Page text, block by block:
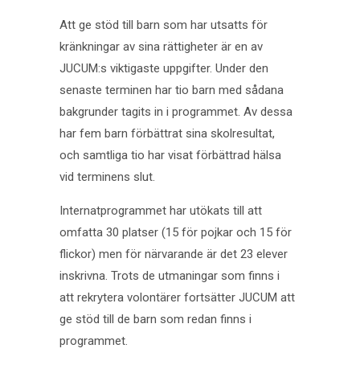
Att ge stöd till barn som har utsatts för
kränkningar av sina rättigheter är en av
JUCUM:s viktigaste uppgifter. Under den
senaste terminen har tio barn med sådana
bakgrunder tagits in i programmet. Av dessa
har fem barn förbättrat sina skolresultat,
och samtliga tio har visat förbättrad hälsa
vid terminens slut.
Internatprogrammet har utökats till att
omfatta 30 platser (15 för pojkar och 15 för
flickor) men för närvarande är det 23 elever
inskrivna. Trots de utmaningar som finns i
att rekrytera volontärer fortsätter JUCUM att
ge stöd till de barn som redan finns i
programmet.